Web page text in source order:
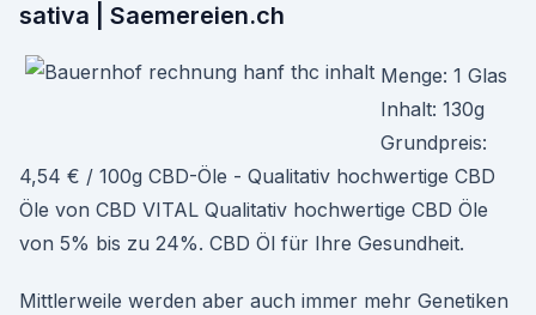
sativa | Saemereien.ch
Menge: 1 Glas
Inhalt: 130g
Grundpreis:
4,54 € / 100g CBD-Öle - Qualitativ hochwertige CBD
Öle von CBD VITAL Qualitativ hochwertige CBD Öle
von 5% bis zu 24%. CBD Öl für Ihre Gesundheit.
Mittlerweile werden aber auch immer mehr Genetiken